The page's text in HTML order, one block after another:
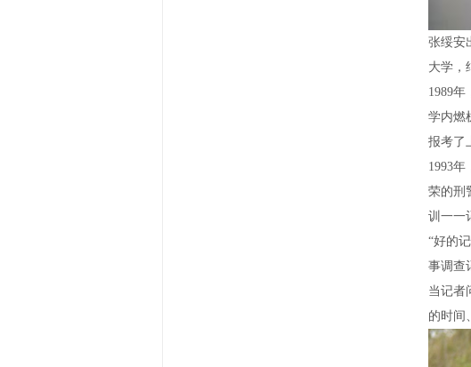
张绥安
大学，
1989
学内燃
报考了
1993
荣的刑
训一一
“好的
事调查
当记者
的时间